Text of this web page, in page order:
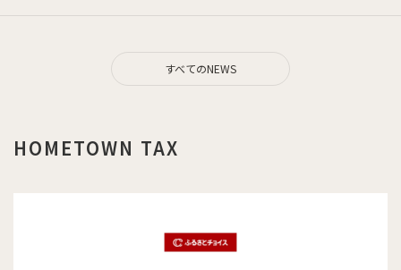
すべてのNEWS
HOMETOWN TAX